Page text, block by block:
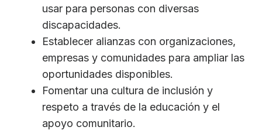
usar para personas con diversas
discapacidades.
Establecer alianzas con organizaciones,
empresas y comunidades para ampliar las
oportunidades disponibles.
Fomentar una cultura de inclusión y
respeto a través de la educación y el
apoyo comunitario.